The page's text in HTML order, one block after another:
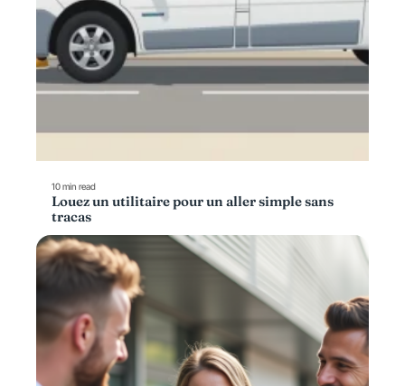
10 min read
Louez un utilitaire pour un aller simple sans
tracas